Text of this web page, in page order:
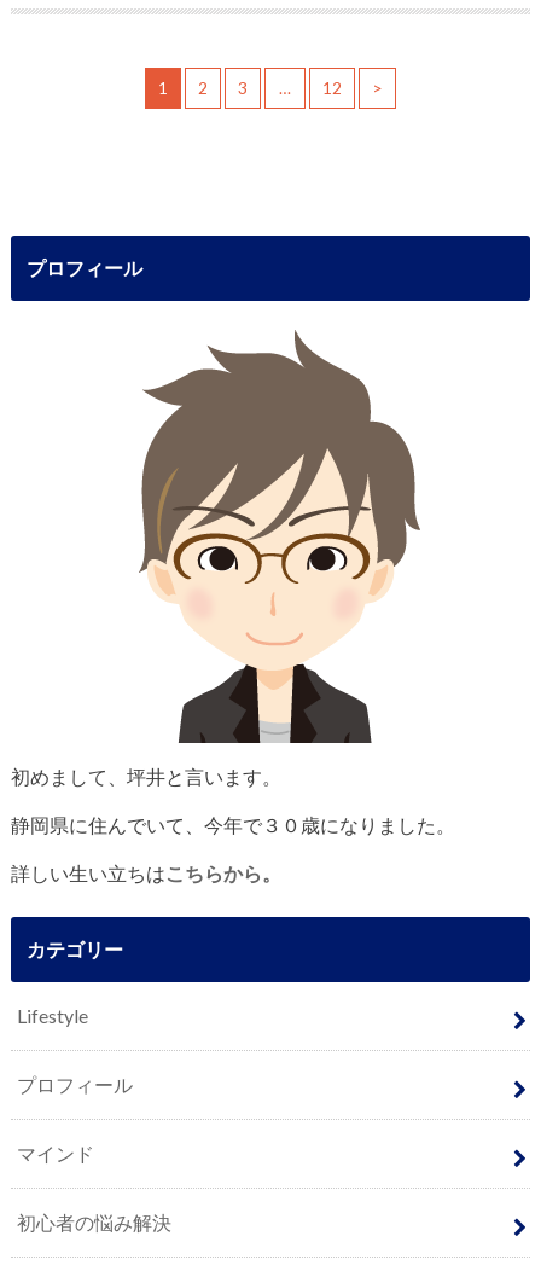
1 2 3 … 12 >
プロフィール
初めまして、坪井と言います。
静岡県に住んでいて、今年で３０歳になりました。
詳しい生い立ちはこちらから。
カテゴリー
Lifestyle
プロフィール
マインド
初心者の悩み解決